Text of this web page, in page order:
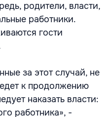
родители, власти,
работники.
гости
за этот случай, не
к продолжению
наказать власти:
работника», -